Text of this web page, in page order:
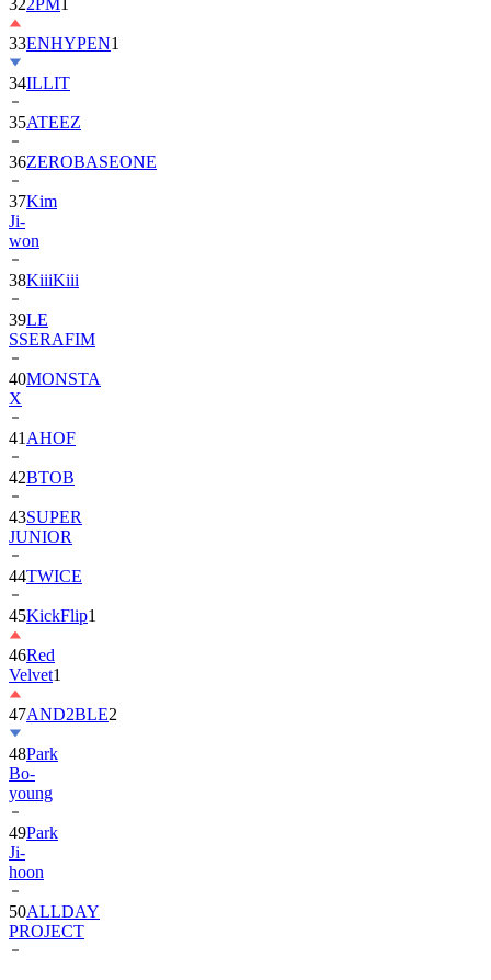
33ENHYPEN
34ILLIT
35ATEEZ
36ZEROBASEONE
37Kim
Ji-
won
38KiiiKiii
39LE
SSERAFIM
40MONSTA
X
41
42 BTOB
43SUPER
JUNIOR
44TWICE
45KickFlip
46Red
Velvet
47AND2BLE
48Park
Bo-
young
49Park
Ji-
hoon
50ALLDAY
PROJECT